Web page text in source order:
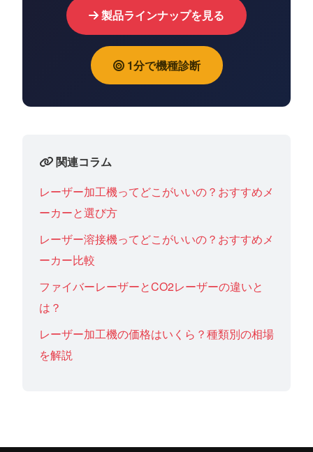
製品ラインナップを見る
1分で機種診断
関連コラム
レーザー加工機ってどこがいいの？おすすめメ
ーカーと選び方
レーザー溶接機ってどこがいいの？おすすめメ
ーカー比較
ファイバーレーザーとCO2レーザーの違いと
は？
レーザー加工機の価格はいくら？種類別の相場
を解説